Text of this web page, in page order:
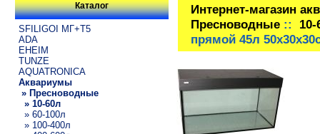
Каталог
SFILIGOI МГ+Т5
ADA
EHEIM
TUNZE
AQUATRONICA
Аквариумы
» Пресноводные
» 10-60л
» 60-100л
» 100-400л
Интернет-магазин
Пресноводные:: 10-
прямой 45л